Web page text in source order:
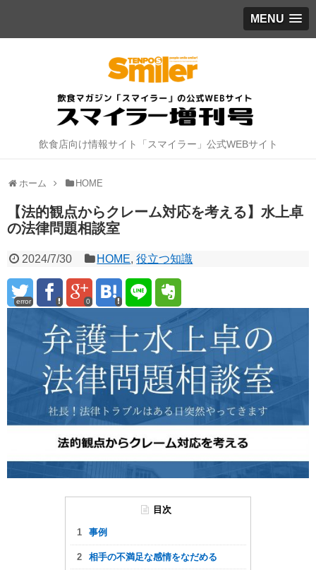
MENU
飲食店向け情報サイト「スマイラー」公式WEBサイト
ホーム HOME
【法的観点からクレーム対応を考える】水上卓
の法律問題相談室
2024/7/30 HOME,役立つ知識
error 0
目次
事例
相手の不満足な感情をなだめる